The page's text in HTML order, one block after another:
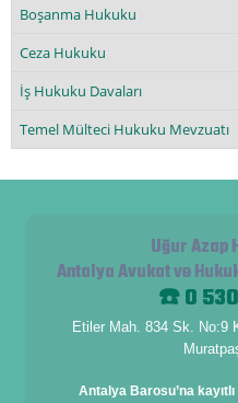
Boşanma Hukuku
Ceza Hukuku
İş Hukuku Davaları
Temel Mülteci Hukuku Mevzuatı
Uğur Azap
Antalya Avukat ve
☎️ 0 530
Etiler Mah. 834 Sk. No:9
Antalya Barosu’na